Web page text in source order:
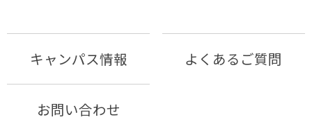
キャンパス情報 よくあるご質問
お問い合わせ